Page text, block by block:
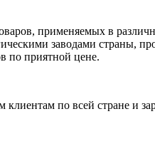
применяемых в
заводами страны,
по приятной цене.
по всей стране и